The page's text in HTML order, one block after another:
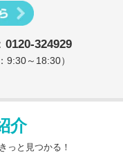
0120-324929
9:30～18:30）
介
っと見つかる！